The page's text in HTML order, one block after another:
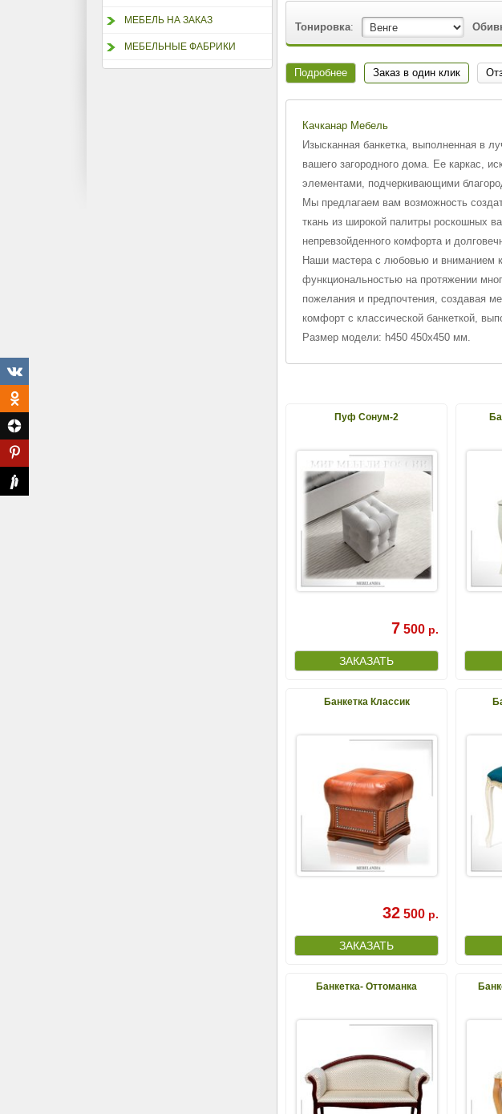
МЕБЕЛЬ НА ЗАКАЗ
МЕБЕЛЬНЫЕ ФАБРИКИ
Тонировка:
Подробнее Заказ в один клик
Качканар Мебель
Изысканная банкетка, выполненная в
вашего загородного дома. Ее каркас,
элементами, подчеркивающими
Мы предлагаем вам возможность
ткань из широкой палитры роскошных
непревзойденного комфорта и
Наши мастера с любовью и вниманием к
функциональностью на протяжении
пожелания и предпочтения, создавая
комфорт с классической банкеткой,
Размер модели: h450 450х450 мм.
Пуф Сонум-2
7 500 р.
Банкетка Классик
32 500 р.
Банкетка- Оттоманка